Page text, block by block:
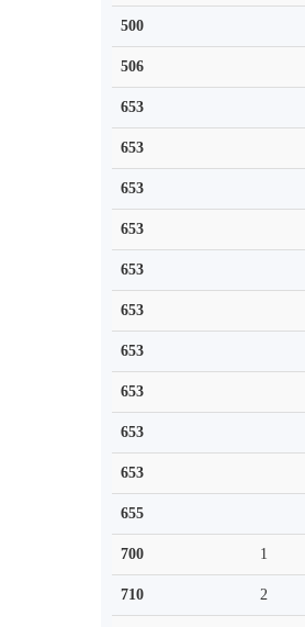
500
506
653
653
653
653
653
653
653
653
653
653
655
700 1
710 2